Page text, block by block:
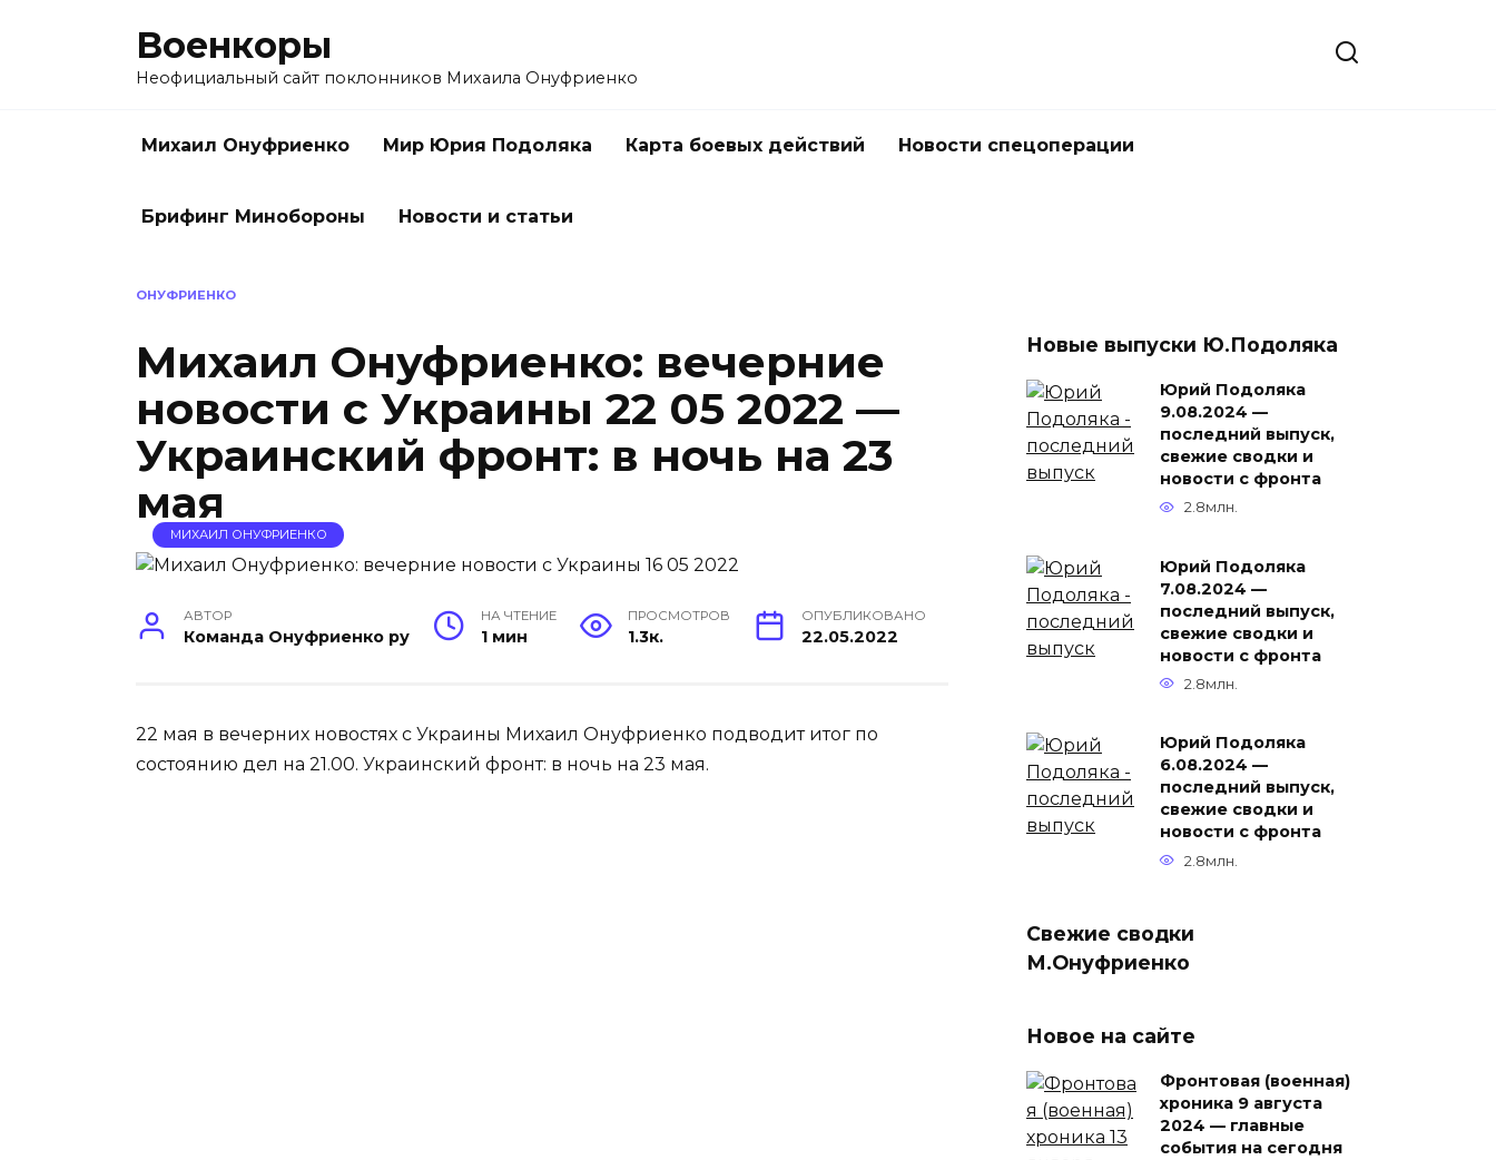
Военкоры
Неофициальный сайт поклонников Михаила Онуфриенко
Михаил Онуфриенко Мир Юрия Подоляка Карта боевых действий Новости спецоперации
Брифинг Минобороны Новости и статьи
ОНУФРИЕНКО
Михаил Онуфриенко: вечерние
новости с Украины 22 05 2022 —
Украинский фронт: в ночь на 23
мая
МИХАИЛ ОНУФРИЕНКО
АВТОР
Команда Онуфриенко ру
НА ЧТЕНИЕ
1 мин
ПРОСМОТРОВ
1.3к.
ОПУБЛИКОВАНО
22.05.2022
22 мая в вечерних новостях с Украины Михаил Онуфриенко подводит итог по
состоянию дел на 21.00. Украинский фронт: в ночь на 23 мая.
Новые выпуски Ю.Подоляка
Юрий Подоляка
9.08.2024 —
последний выпуск,
свежие сводки и
новости с фронта
2.8млн.
Юрий Подоляка
7.08.2024 —
последний выпуск,
свежие сводки и
новости с фронта
2.8млн.
Юрий Подоляка
6.08.2024 —
последний выпуск,
свежие сводки и
новости с фронта
2.8млн.
Свежие сводки
М.Онуфриенко
Новое на сайте
Фронтовая (военная)
хроника 9 августа
2024 — главные
события на сегодня